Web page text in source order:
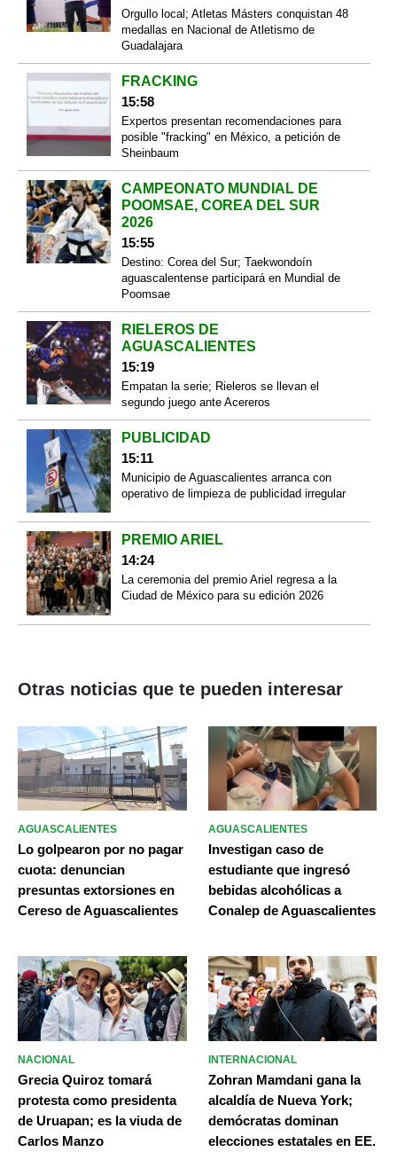
Orgullo local; Atletas Másters conquistan 48
medallas en Nacional de Atletismo de
Guadalajara
FRACKING
15:58
Expertos presentan recomendaciones para
posible "fracking" en México, a petición de
Sheinbaum
CAMPEONATO MUNDIAL DE
POOMSAE, COREA DEL SUR
2026
15:55
Destino: Corea del Sur; Taekwondoín
aguascalentense participará en Mundial de
Poomsae
RIELEROS DE
AGUASCALIENTES
15:19
Empatan la serie; Rieleros se llevan el
segundo juego ante Acereros
PUBLICIDAD
15:11
Municipio de Aguascalientes arranca con
operativo de limpieza de publicidad irregular
PREMIO ARIEL
14:24
La ceremonia del premio Ariel regresa a la
Ciudad de México para su edición 2026
Otras noticias que te pueden interesar
AGUASCALIENTES
Lo golpearon por no pagar
cuota: denuncian
presuntas extorsiones en
Cereso de Aguascalientes
AGUASCALIENTES
Investigan caso de
estudiante que ingresó
bebidas alcohólicas a
Conalep de Aguascalientes
NACIONAL
Grecia Quiroz tomará
protesta como presidenta
de Uruapan; es la viuda de
Carlos Manzo
INTERNACIONAL
Zohran Mamdani gana la
alcaldía de Nueva York;
demócratas dominan
elecciones estatales en EE.